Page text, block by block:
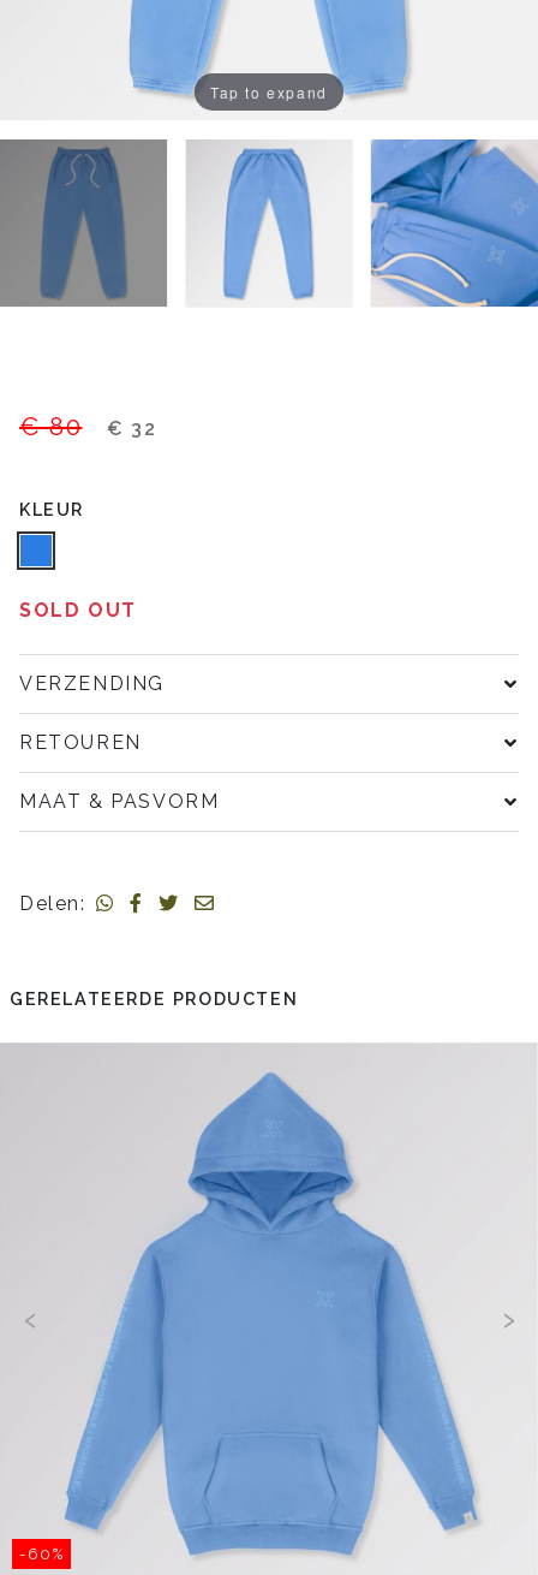
Tap to expand
€ 80 € 32
KLEUR
SOLD OUT
VERZENDING
RETOUREN
MAAT & PASVORM
Delen:
GERELATEERDE PRODUCTEN
-60%
‹ ›